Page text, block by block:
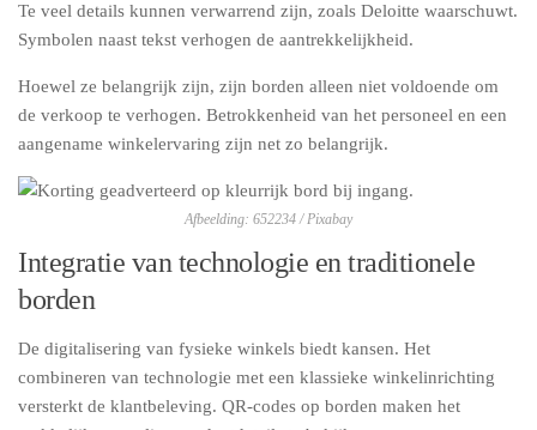
Te veel details kunnen verwarrend zijn, zoals Deloitte waarschuwt.
Symbolen naast tekst verhogen de aantrekkelijkheid.
Hoewel ze belangrijk zijn, zijn borden alleen niet voldoende om
de verkoop te verhogen. Betrokkenheid van het personeel en een
aangename winkelervaring zijn net zo belangrijk.
Afbeelding: 652234 / Pixabay
Integratie van technologie en traditionele
borden
De digitalisering van fysieke winkels biedt kansen. Het
combineren van technologie met een klassieke winkelinrichting
versterkt de klantbeleving. QR-codes op borden maken het